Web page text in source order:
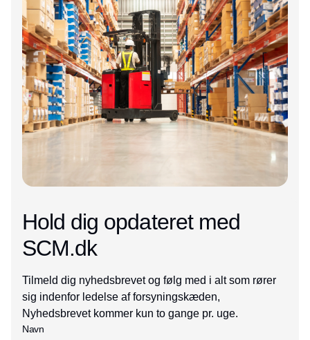
Hold dig opdateret med
SCM.dk
Tilmeld dig nyhedsbrevet og følg med i alt som rører
sig indenfor ledelse af forsyningskæden,
Nyhedsbrevet kommer kun to gange pr. uge.
Navn